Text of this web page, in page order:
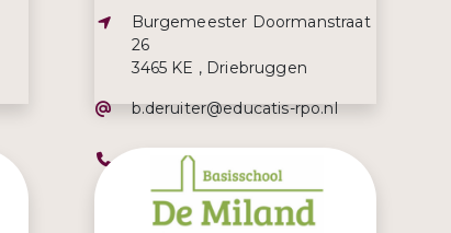
Adres:
Burgemeester Doormanstraat
26
3465 KE , Driebruggen
E-mailadres:
b.deruiter@educatis-rpo.nl
Telefoonnummer:
0348 502 104